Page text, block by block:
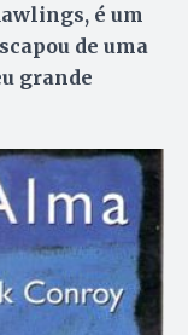
é um
de uma
grande